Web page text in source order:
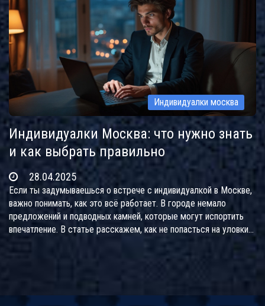
Индивидуалки москва
Индивидуалки Москва: что нужно знать
и как выбрать правильно
28.04.2025
Если ты задумываешься о встрече с индивидуалкой в Москве,
важно понимать, как это всё работает. В городе немало
предложений и подводных камней, которые могут испортить
впечатление. В статье расскажем, как не попасться на уловки
мошенников и выбрать девушку безопасно. Расскажем, на что
обратить внимание, как не ошибиться с выбором и какие
опыт оказался комфортным и без неприятных сюрпризов.